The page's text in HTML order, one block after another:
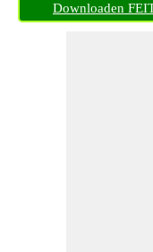
Downloaden